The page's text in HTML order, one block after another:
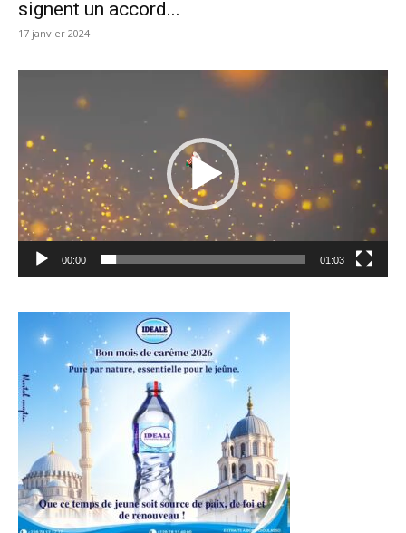
signent un accord...
17 janvier 2024
00:00 01:03